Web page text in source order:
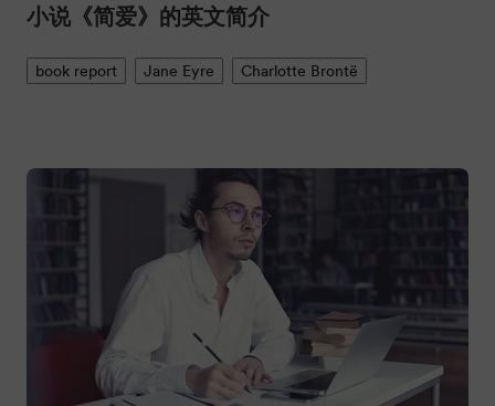
小说《简爱》的英文简介
book report Jane Eyre Charlotte Brontë